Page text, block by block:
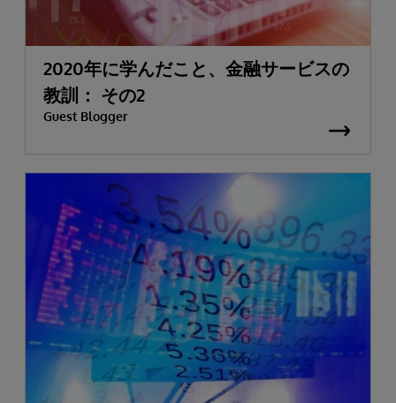
2020年に学んだこと、金融サービスの
教訓： その2
Guest Blogger